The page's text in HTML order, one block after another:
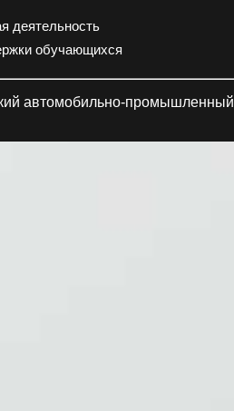
деятельность
обучающихся
автомобильно-